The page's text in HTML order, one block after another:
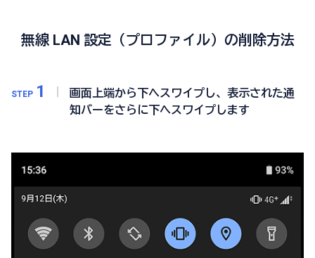
無線 LAN 設定（プロファイル）の削除方法
STEP 1
画面上端から下へスワイプし、表示された通
知バーをさらに下へスワイプします